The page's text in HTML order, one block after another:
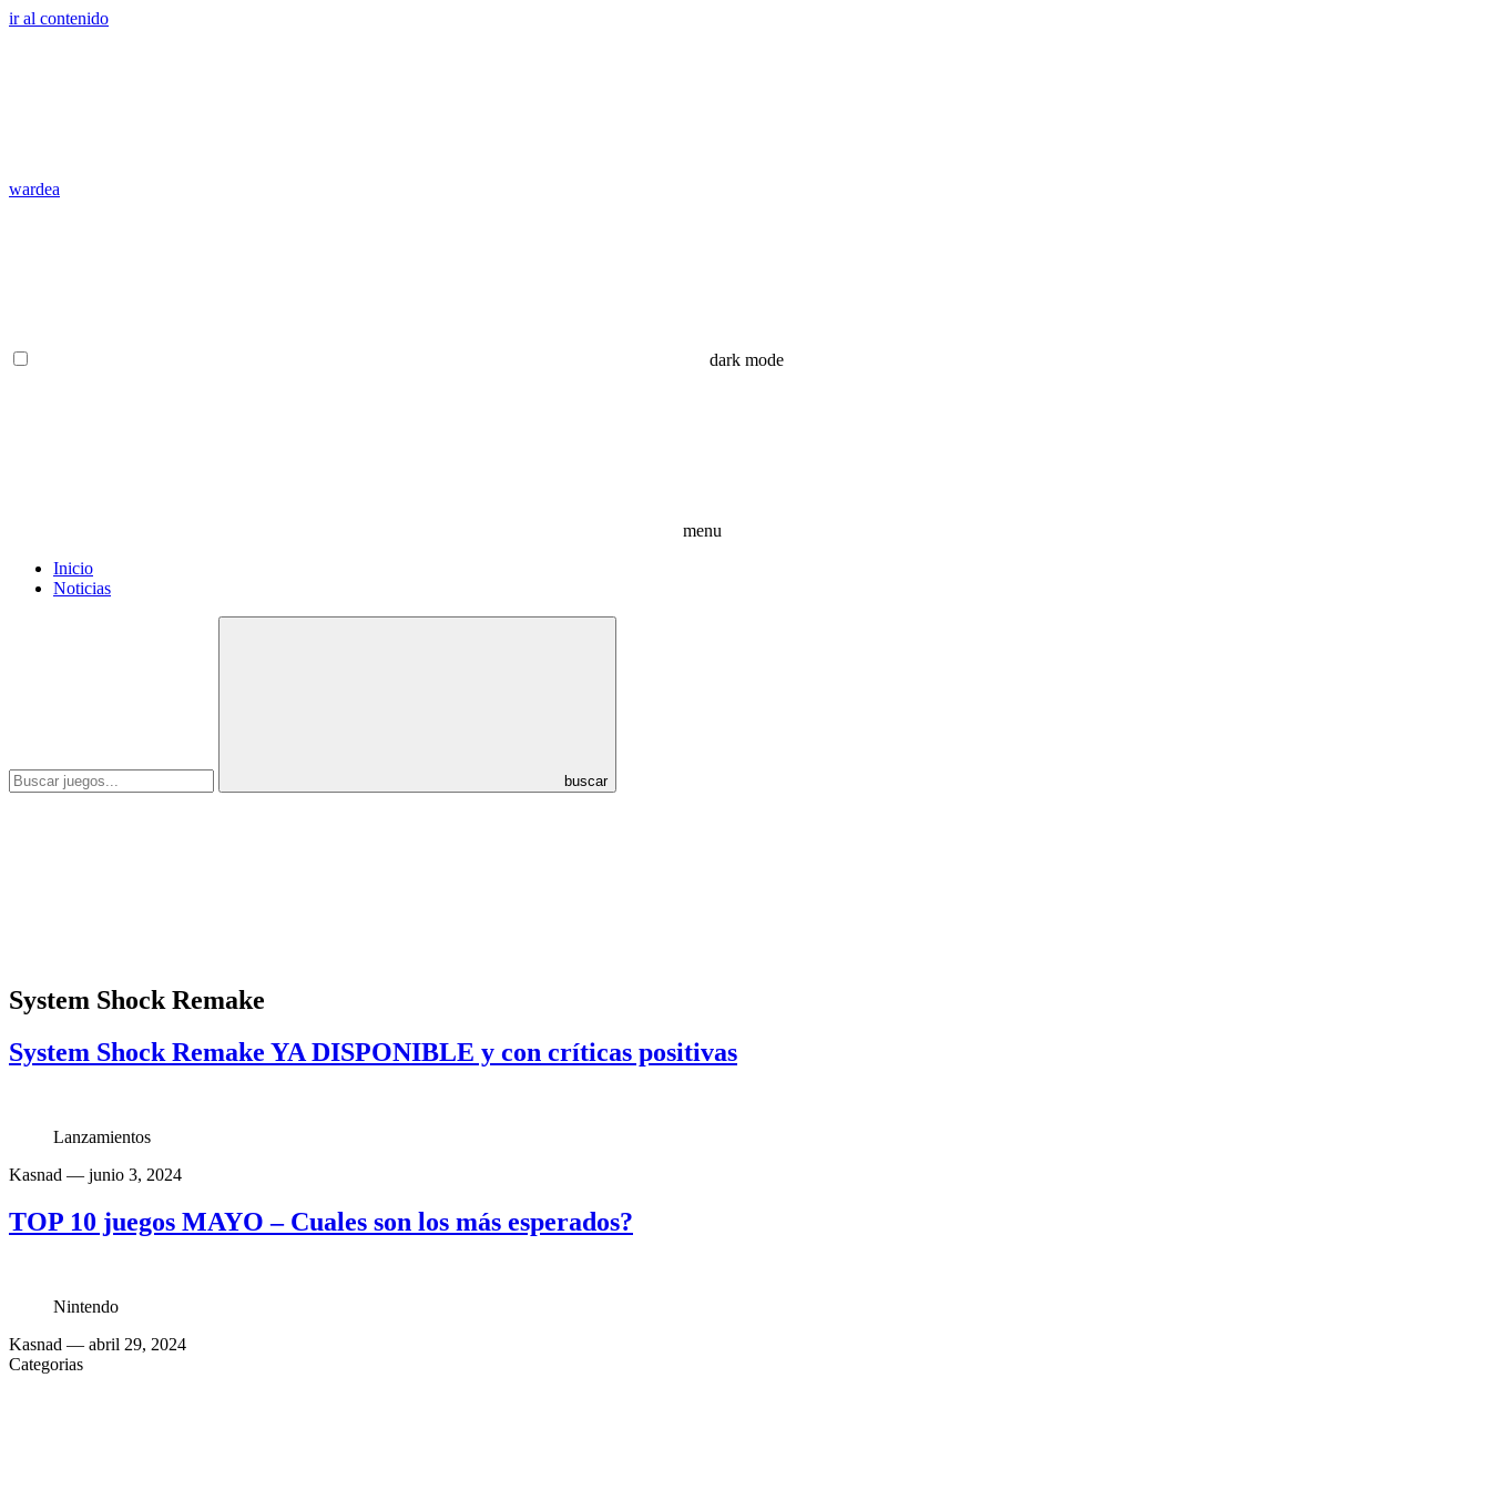
ir al contenido
wardea
dark mode
menu
Inicio
Noticias
buscar
System Shock Remake
System Shock Remake YA DISPONIBLE y con críticas positivas​
Lanzamientos
Kasnad — junio 3, 2024
TOP 10 juegos MAYO – Cuales son los más esperados?
Nintendo
Kasnad — abril 29, 2024
Categorias